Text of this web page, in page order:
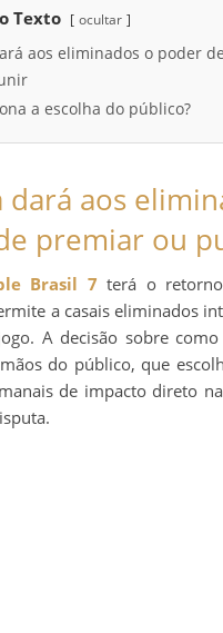
Texto ocultar
aos eliminados o poder de
a escolha do público?
dará aos
premiar ou
Brasil 7 terá o
a casais eliminados
A decisão sobre como
do público, que
de impacto direto